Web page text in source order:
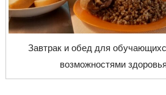
Завтрак и обед для
возможностями